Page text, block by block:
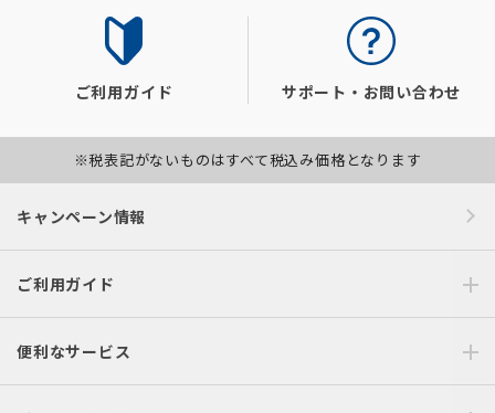
ご利用ガイド サポート・お問い合わせ
※税表記がないものはすべて税込み価格となります
キャンペーン情報
ご利用ガイド
便利なサービス